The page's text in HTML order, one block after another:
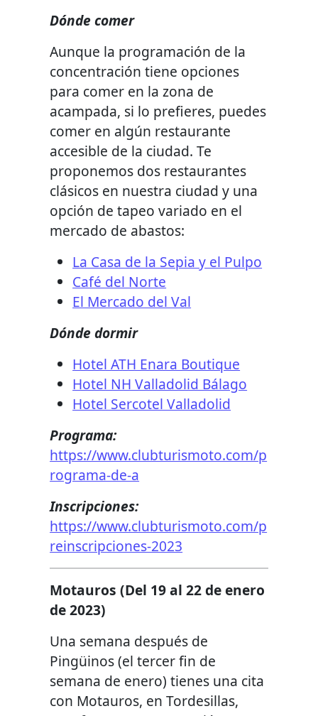
Dónde comer
Aunque la programación de la
concentración tiene opciones
para comer en la zona de
acampada, si lo prefieres, puedes
comer en algún restaurante
accesible de la ciudad. Te
proponemos dos restaurantes
clásicos en nuestra ciudad y una
opción de tapeo variado en el
mercado de abastos:
La Casa de la Sepia y el Pulpo
Café del Norte
El Mercado del Val
Dónde dormir
Hotel ATH Enara Boutique
Hotel NH Valladolid Bálago
Hotel Sercotel Valladolid
Programa:
https://www.clubturismoto.com/p
rograma-de-a
Inscripciones:
https://www.clubturismoto.com/p
reinscripciones-2023
Motauros (Del 19 al 22 de enero
de 2023)
Una semana después de
Pingüinos (el tercer fin de
semana de enero) tienes una cita
con Motauros, en Tordesillas,